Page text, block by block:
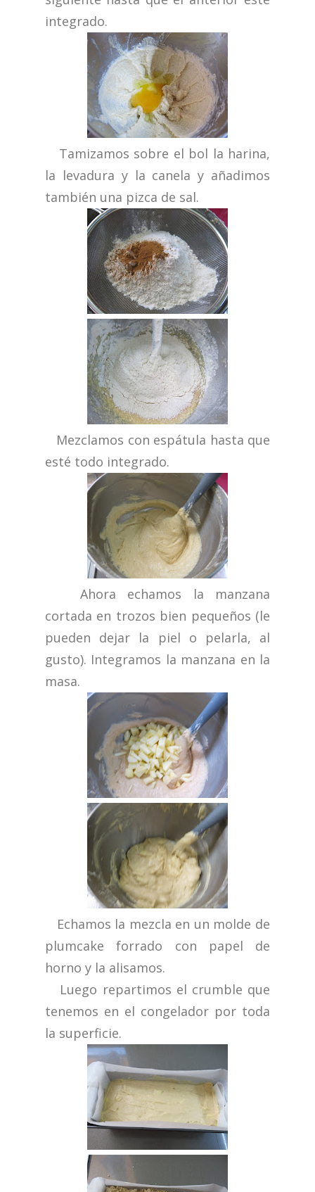
integrado.
Tamizamos sobre el bol la harina,
la levadura y la canela y añadimos
también una pizca de sal.
Mezclamos con espátula hasta que
esté todo integrado.
Ahora echamos la manzana
cortada en trozos bien pequeños (le
pueden dejar la piel o pelarla, al
gusto). Integramos la manzana en la
masa.
Echamos la mezcla en un molde de
plumcake forrado con papel de
horno y la alisamos.
Luego repartimos el crumble que
tenemos en el congelador por toda
la superficie.